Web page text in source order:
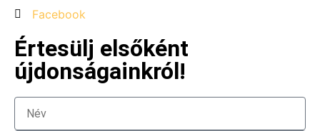
Facebook
Értesülj elsőként
újdonságainkról!